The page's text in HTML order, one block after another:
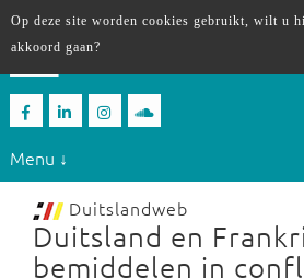
Menu ↓
Duitslandweb
Duitsland en
bemiddelen in
Op deze site worden cookies gebruikt, wilt u
akkoord gaan?